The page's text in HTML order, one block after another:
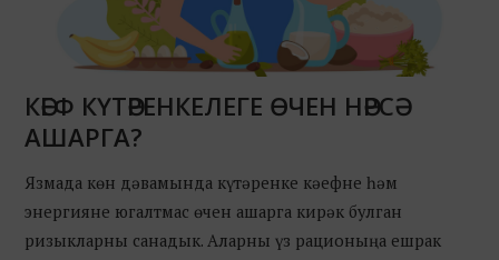
КӘЕФ КҮТӘРЕНКЕЛЕГЕ ӨЧЕН НӘРСӘ
АШАРГА?
Язмада көн дәвамында күтәренке кәефне һәм
энергияне югалтмас өчен ашарга кирәк булган
ризыкларны санадык. Аларны үз рационыңа ешрак